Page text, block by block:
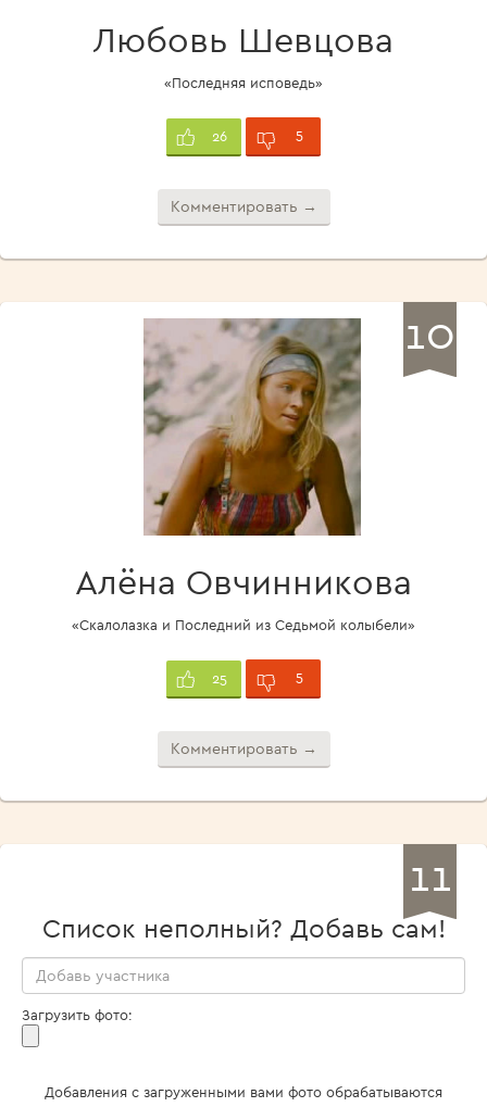
Любовь Шевцова
«Последняя исповедь»
26 5
Комментировать →
10
Алёна Овчинникова
«Скалолазка и Последний из Седьмой колыбели»
25 5
Комментировать →
11
Список неполный? Добавь сам!
Загрузить фото:
Добавления с загруженными вами фото обрабатываются